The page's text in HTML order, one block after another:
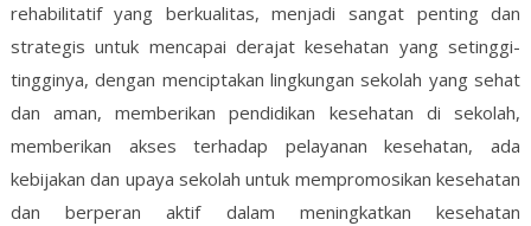
rehabilitatif yang berkualitas, menjadi sangat penting dan
strategis untuk mencapai derajat kesehatan yang setinggi-
tingginya, dengan menciptakan lingkungan sekolah yang sehat
dan aman, memberikan pendidikan kesehatan di sekolah,
memberikan akses terhadap pelayanan kesehatan, ada
kebijakan dan upaya sekolah untuk mempromosikan kesehatan
dan berperan aktif dalam meningkatkan kesehatan